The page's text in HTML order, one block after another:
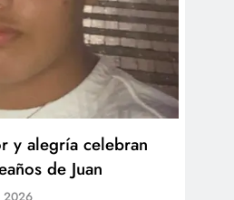
y alegría celebran
de Juan
2026